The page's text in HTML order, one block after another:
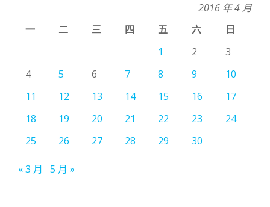
2016 年 4 月
一
二 三 四 五 六
日
1
2
3
4
5 6 7 8 9
10
11
12 13 14 15 16
17
18
19 20 21 22 23
24
25
26 27 28 29 30
« 3 月 5 月 »